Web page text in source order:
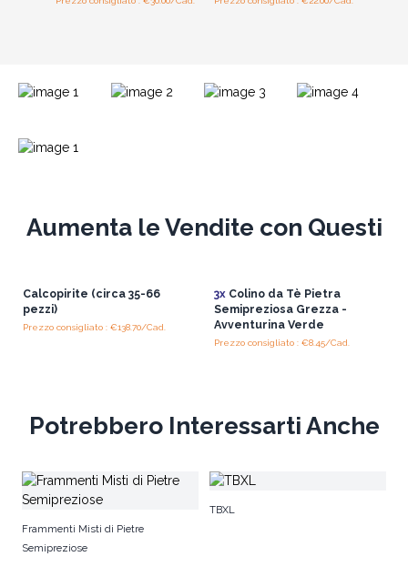
Aumenta le Vendite con Questi
Calcopirite (circa 35-66
pezzi)
Prezzo consigliato : €138.70/Cad.
3xColino da Tè Pietra
Semipreziosa Grezza -
Avventurina Verde
Prezzo consigliato : €8.45/Cad.
Potrebbero Interessarti Anche
Frammenti Misti di Pietre
Semipreziose
TBXL